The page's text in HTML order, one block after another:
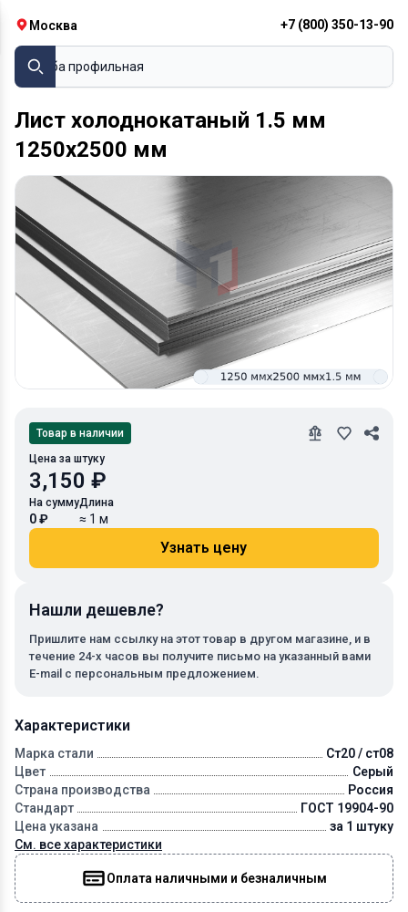
Москва +7 (800) 350-13-90
Труба профильная
Лист холоднокатаный 1.5 мм
1250х2500 мм
Характеристики
Марка стали
Ст20 / ст08
Цвет
Серый
Страна производства
Россия
Стандарт
ГОСТ 19904-90
Цена указана
за 1 штуку
См. все характеристики
Оплата наличными и безналичным
Товар в наличии
Цена за штуку
3,150 ₽
На сумму
0 ₽
Длина
≈ 1 м
Узнать цену
Нашли дешевле?
Пришлите нам ссылку на этот товар в другом магазине, и в
течение 24-х часов вы получите письмо на указанный вами
E-mail с персональным предложением.